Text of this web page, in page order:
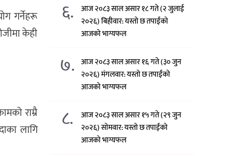
गर्नेहरू
केही
राम्रै
लागि
६.
आज २०८३ साल असार १८ गते (२ जुलाई
२०२६) बिहीवार: यस्तो छ तपाईंको
आजको भाग्यफल
७. आज २०८३ साल असार १६ गते (३० जुन
२०२६) मंगलवार: यस्तो छ तपाईंको
आजको भाग्यफल
८.
आज २०८३ साल असार १५ गते (२९ जुन
२०२६) साेमवार: यस्तो छ तपाईंको
आजको भाग्यफल